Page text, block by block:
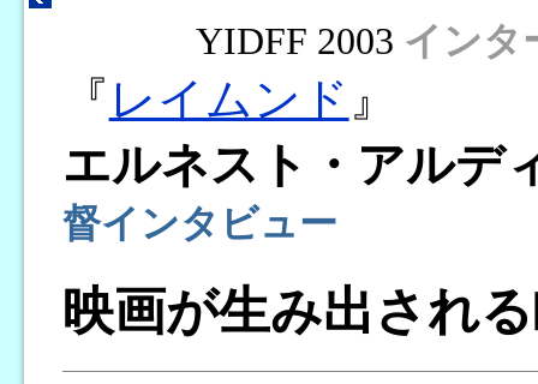
YIDFF 2003 インタ
『 レイムンド 』
エルネスト・アルデ
督インタビュー
映画が生み出され